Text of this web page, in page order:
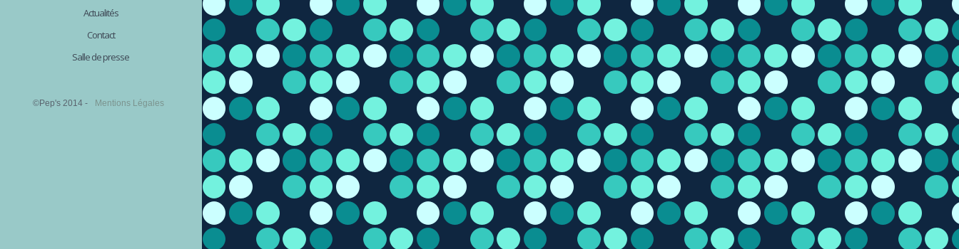
Actualités
Contact
Salle de presse
©Pep's 2014 - Mentions Légales